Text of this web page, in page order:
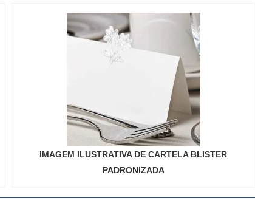
IMAGEM ILUSTRATIVA DE CARTELA BLISTER
PADRONIZADA